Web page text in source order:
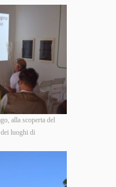
alla scoperta del
luoghi di